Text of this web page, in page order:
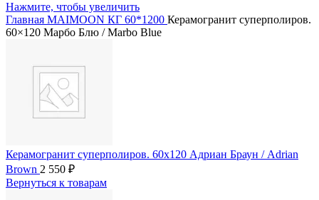
Нажмите, чтобы увеличить
Главная MAIMOON КГ 60*1200 Керамогранит суперполиров.
60×120 Марбо Блю / Marbo Blue
Керамогранит суперполиров. 60x120 Адриан Браун / Adrian
Brown 2 550 ₽
Вернуться к товарам